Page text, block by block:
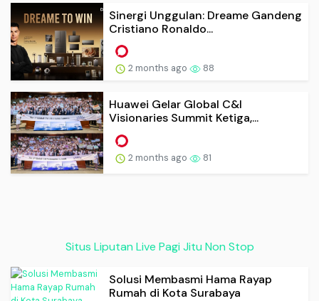
Sinergi Unggulan: Dreame Gandeng
Cristiano Ronaldo...
2 months ago 88
Huawei Gelar Global C&I
Visionaries Summit Ketiga,...
2 months ago 81
Situs Liputan Live Pagi Jitu Non Stop
Solusi Membasmi Hama Rayap
Rumah di Kota Surabaya